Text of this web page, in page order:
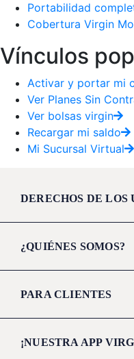
Portabilidad
Cobertura Virgin
Vínculos
Activar y portar mi
Ver Planes Sin
Ver bolsas virgin
Recargar mi saldo
Mi Sucursal Virtual
DERECHOS DE LOS
¿QUIÉNES SOMOS?
PARA CLIENTES
¡NUESTRA APP